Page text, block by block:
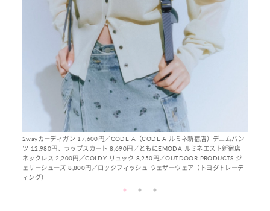
2wayカーディガン 17,600円／CODE A（CODE A ルミネ新宿店）デニムパン
ツ 12,980円、ラップスカート 8,690円／ともにEMODA ルミネエスト新宿店
ネックレス 2,200円／GOLDY リュック 8,250円／OUTDOOR PRODUCTS ジ
ェリーシューズ 8,800円／ロックフィッシュ ウェザーウェア（トヨダトレーデ
ィング）